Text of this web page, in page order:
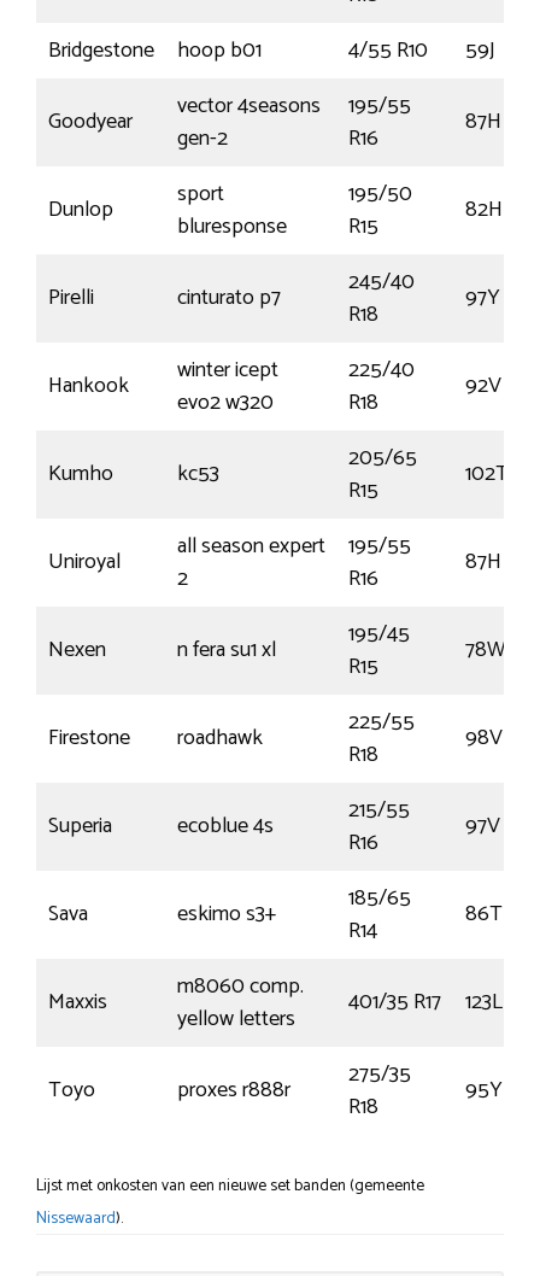
Bridgestone
hoop b01 4/55 R10
59J
Goodyear
vector 4seasons
gen-2
195/55
R16
87H
Dunlop
sport
bluresponse
195/50
R15
82H
Pirelli cinturato p7
245/40
R18
97Y
Hankook
winter icept
evo2 w320
225/40
R18
92V
Kumho kc53
205/65
R15
102T
Uniroyal
all season expert
2
195/55
R16
87H
Nexen n fera su1 xl
195/45
R15
78W
Firestone roadhawk
225/55
R18
98V
Superia ecoblue 4s
215/55
R16
97V
Sava eskimo s3+
185/65
R14
86T
Maxxis
m8060 comp.
yellow letters
401/35 R17 123L
Toyo proxes r888r
275/35
R18
95Y
Lijst met onkosten van een nieuwe set banden (gemeente
Nissewaard).